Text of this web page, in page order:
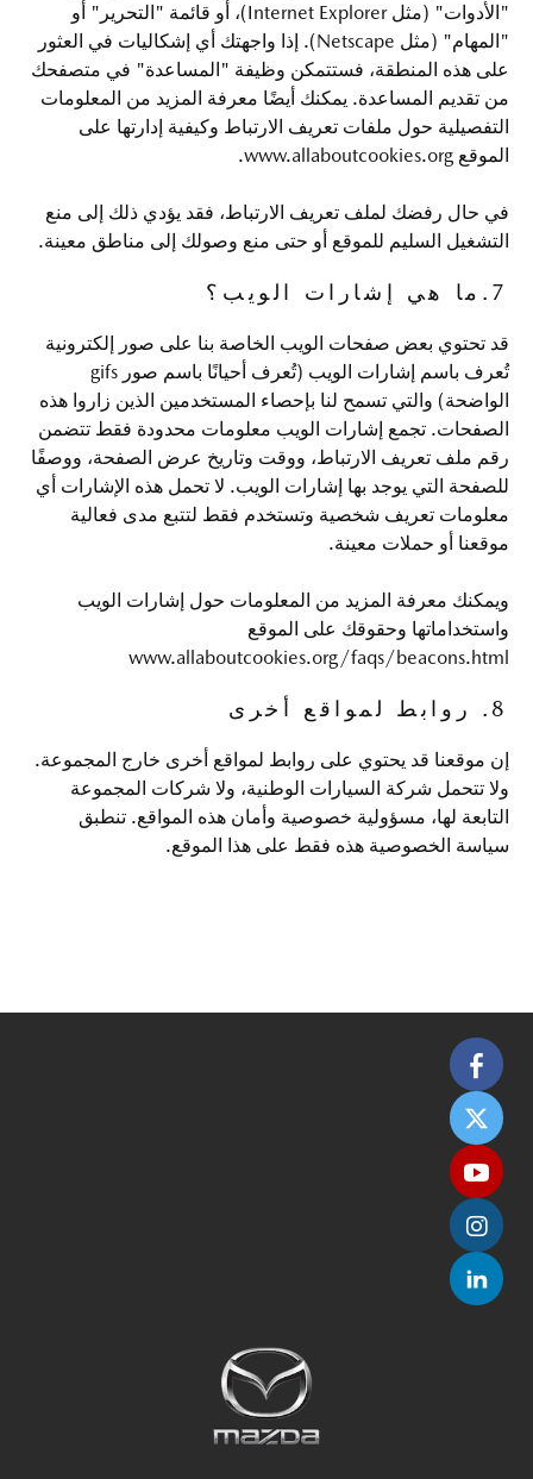
"الأدوات" (مثل Internet Explorer)، أو قائمة "التحرير" أو
"المهام" (مثل Netscape). إذا واجهتك أي إشكاليات في العثور
على هذه المنطقة، فستتمكن وظيفة "المساعدة" في متصفحك
من تقديم المساعدة. يمكنك أيضًا معرفة المزيد من المعلومات
التفصيلية حول ملفات تعريف الارتباط وكيفية إدارتها على
الموقع www.allaboutcookies.org.
في حال رفضك لملف تعريف الارتباط، فقد يؤدي ذلك إلى منع
التشغيل السليم للموقع أو حتى منع وصولك إلى مناطق معينة.
7.ما هي إشارات الويب؟
قد تحتوي بعض صفحات الويب الخاصة بنا على صور إلكترونية
تُعرف باسم إشارات الويب (تُعرف أحيانًا باسم صور gifs
الواضحة) والتي تسمح لنا بإحصاء المستخدمين الذين زاروا هذه
الصفحات. تجمع إشارات الويب معلومات محدودة فقط تتضمن
رقم ملف تعريف الارتباط، ووقت وتاريخ عرض الصفحة، ووصفًا
للصفحة التي يوجد بها إشارات الويب. لا تحمل هذه الإشارات أي
معلومات تعريف شخصية وتستخدم فقط لتتبع مدى فعالية
موقعنا أو حملات معينة.
ويمكنك معرفة المزيد من المعلومات حول إشارات الويب
واستخداماتها وحقوقك على الموقع
www.allaboutcookies.org/faqs/beacons.html
8. روابط لمواقع أخرى
إن موقعنا قد يحتوي على روابط لمواقع أخرى خارج المجموعة.
ولا تتحمل شركة السيارات الوطنية، ولا شركات المجموعة
التابعة لها، مسؤولية خصوصية وأمان هذه المواقع. تنطبق
سياسة الخصوصية هذه فقط على هذا الموقع.